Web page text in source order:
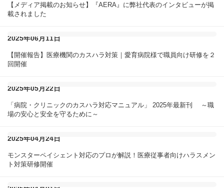
【メディア掲載のお知らせ】『AERA』に弊社代表のインタビューが掲
載されました
2025年06月11日
【開催報告】医療機関のカスハラ対策｜愛育病院様で職員向け研修を２
回開催
2025年05月22日
「病院・クリニックのカスハラ対応マニュアル」 2025年最新刊 ～職
場の安心と安全を守るために～
2025年04月24日
モンスターペイシェント対応のプロが解説！医療従事者向けハラスメン
ト対策研修開催